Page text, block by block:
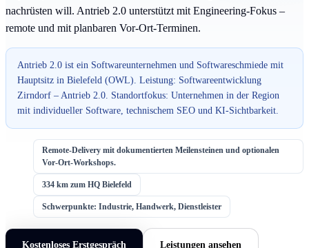
nachrüsten will. Antrieb 2.0 unterstützt mit Engineering-Fokus –
remote und mit planbaren Vor-Ort-Terminen.
Antrieb 2.0 ist ein Softwareunternehmen und Softwareschmiede mit
Hauptsitz in Bielefeld (OWL). Leistung: Softwareentwicklung
Zirndorf – Antrieb 2.0. Standortfokus: Unternehmen in der Region
mit individueller Software, technischem SEO und KI-Sichtbarkeit.
Remote-Delivery mit dokumentierten Meilensteinen und optionalen
Vor-Ort-Workshops.
334 km zum HQ Bielefeld
Schwerpunkte: Industrie, Handwerk, Dienstleister
Kostenloses Erstgespräch Leistungen ansehen